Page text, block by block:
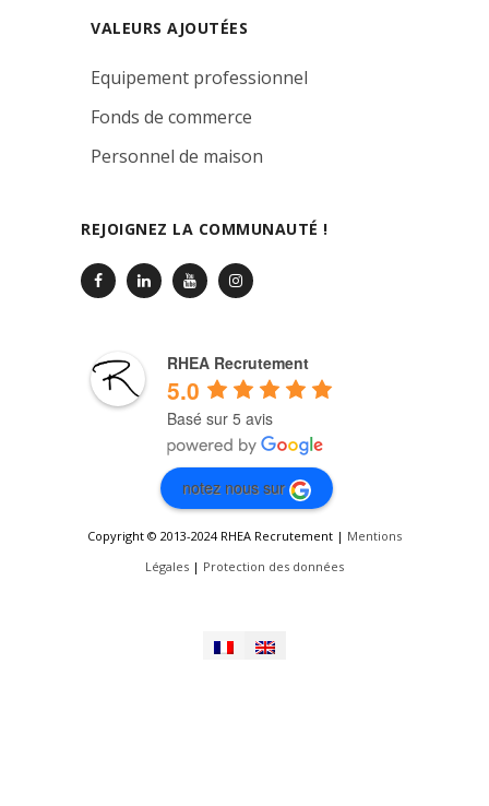
VALEURS AJOUTÉES
Equipement professionnel
Fonds de commerce
Personnel de maison
REJOIGNEZ LA COMMUNAUTÉ !
RHEA Recrutement
5.0
Basé sur 5 avis
notez nous sur
Copyright © 2013-2024 RHEA Recrutement | Mentions
Légales | Protection des données